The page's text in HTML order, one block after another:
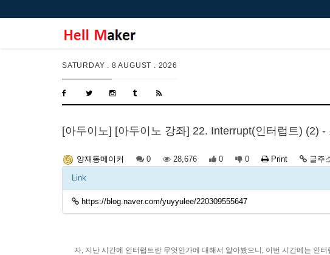
SATURDAY . 8 AUGUST . 2026
[아두이노] [아두이노 강좌] 22. Interrupt(인터럽트) (2) -
양재동메이커 0 28,676 0 0 Print 글주
Link
https://blog.naver.com/yuyyulee/220309555647
자, 지난 시간에 인터럽트란 무엇인가에 대해서 알아봤으니, 이번 시간에는 인